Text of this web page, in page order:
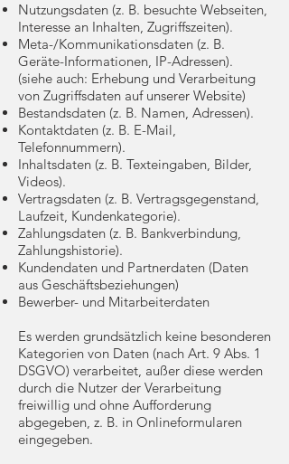
Nutzungsdaten (z. B. besuchte Webseiten,
Interesse an Inhalten, Zugriffszeiten).
Meta-/Kommunikationsdaten (z. B.
Geräte-Informationen, IP-Adressen).
(siehe auch: Erhebung und Verarbeitung
von Zugriffsdaten auf unserer Website)
Bestandsdaten (z. B. Namen, Adressen).
Kontaktdaten (z. B. E-Mail,
Telefonnummern).
Inhaltsdaten (z. B. Texteingaben, Bilder,
Videos).
Vertragsdaten (z. B. Vertragsgegenstand,
Laufzeit, Kundenkategorie).
Zahlungsdaten (z. B. Bankverbindung,
Zahlungshistorie).
Kundendaten und Partnerdaten (Daten
aus Geschäftsbeziehungen)
Bewerber- und Mitarbeiterdaten
Es werden grundsätzlich keine besonderen
Kategorien von Daten (nach Art. 9 Abs. 1
DSGVO) verarbeitet, außer diese werden
durch die Nutzer der Verarbeitung
freiwillig und ohne Aufforderung
abgegeben, z. B. in Onlineformularen
eingegeben.